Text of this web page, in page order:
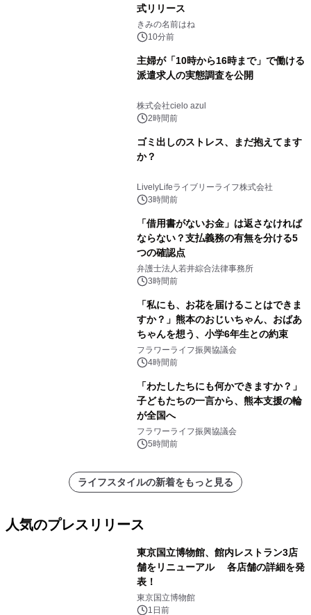
式リリース
きみの名前はね
10分前
主婦が「10時から16時まで」で働ける
派遣求人の実態調査を公開
株式会社cielo azul
2時間前
ゴミ出しのストレス、まだ抱えてます
か？
LivelyLifeライブリーライフ株式会社
3時間前
「借用書がないお金」は返さなければ
ならない？支払義務の有無を分ける5
つの確認点
弁護士法人若井綜合法律事務所
3時間前
「私にも、お花を届けることはできま
すか？」熊本のおじいちゃん、おばあ
ちゃんを想う、小学6年生との約束
フラワーライフ振興協議会
4時間前
「わたしたちにも何かできますか？」
子どもたちの一言から、熊本支援の輪
が全国へ
フラワーライフ振興協議会
5時間前
ライフスタイルの新着をもっと見る
人気のプレスリリース
東京国立博物館、館内レストラン3店
舗をリニューアル 各店舗の詳細を発
表！
東京国立博物館
1日前